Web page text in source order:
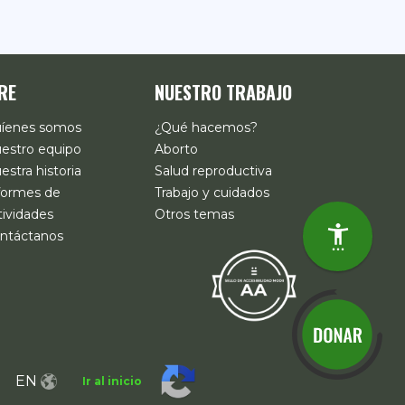
somos
equipo
historia
de
NUESTRO TRABAJO
¿Qué hacemos?
Aborto
Salud reproductiva
Trabajo y cuidados
Otros temas
EN Ir al inicio